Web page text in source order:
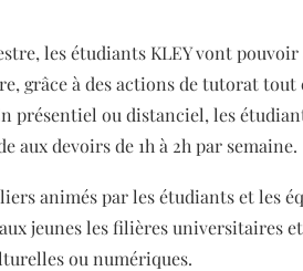
les étudiants KLEY vont pouvoir
grâce à des actions de tutorat
présentiel ou distanciel, les
aux devoirs de 1h à 2h par semaine.
animés par les étudiants et les
jeunes les filières universitaires
ou numériques.